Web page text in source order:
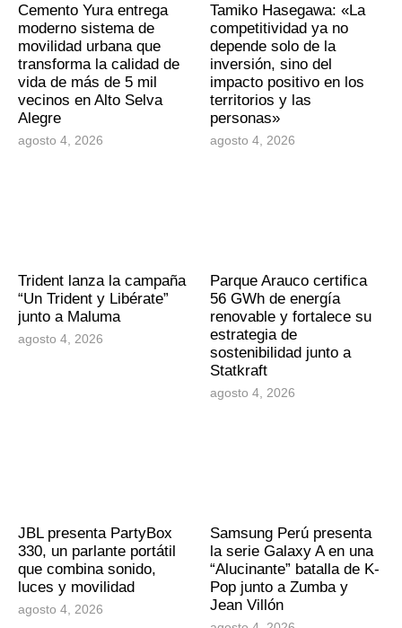
Cemento Yura entrega
moderno sistema de
movilidad urbana que
transforma la calidad de
vida de más de 5 mil
vecinos en Alto Selva
Alegre
agosto 4, 2026
Tamiko Hasegawa: «La
competitividad ya no
depende solo de la
inversión, sino del
impacto positivo en los
territorios y las
personas»
agosto 4, 2026
Trident lanza la campaña
“Un Trident y Libérate”
junto a Maluma
agosto 4, 2026
Parque Arauco certifica
56 GWh de energía
renovable y fortalece su
estrategia de
sostenibilidad junto a
Statkraft
agosto 4, 2026
JBL presenta PartyBox
330, un parlante portátil
que combina sonido,
luces y movilidad
agosto 4, 2026
Samsung Perú presenta
la serie Galaxy A en una
“Alucinante” batalla de K-
Pop junto a Zumba y
Jean Villón